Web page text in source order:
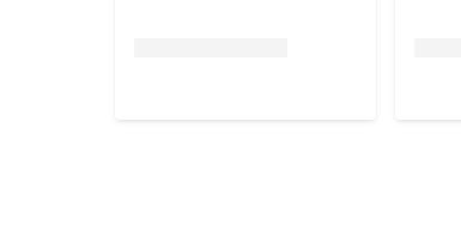
Vitamin B6 (3a831) 10 mg, Folsäure
mg, Mangan (3b504) 55 mg, Kaliumjodid